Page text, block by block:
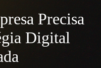
Precisa
Digital